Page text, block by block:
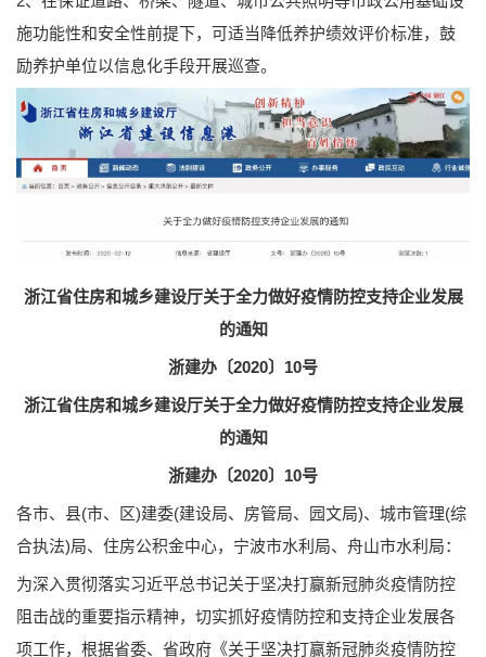
施功能性和安全性前提下，可适当降低养护绩效评价标准，鼓
励养护单位以信息化手段开展巡查。
浙江省住房和城乡建设厅关于全力做好疫情防控支持企业发展
的通知
浙建办〔2020〕10号
浙江省住房和城乡建设厅关于全力做好疫情防控支持企业发展
的通知
浙建办〔2020〕10号
各市、县(市、区)建委(建设局、房管局、园文局)、城市管理(综
合执法)局、住房公积金中心，宁波市水利局、舟山市水利局：
为深入贯彻落实习近平总书记关于坚决打赢新冠肺炎疫情防控
阻击战的重要指示精神，切实抓好疫情防控和支持企业发展各
项工作，根据省委、省政府《关于坚决打赢新冠肺炎疫情防控